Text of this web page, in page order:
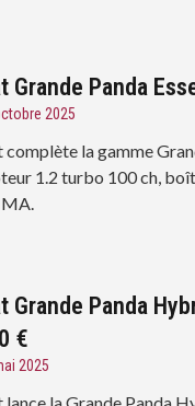
Grande Panda
2025
complète la gamme
1.2 turbo 100 ch,
Grande Panda
€
2025